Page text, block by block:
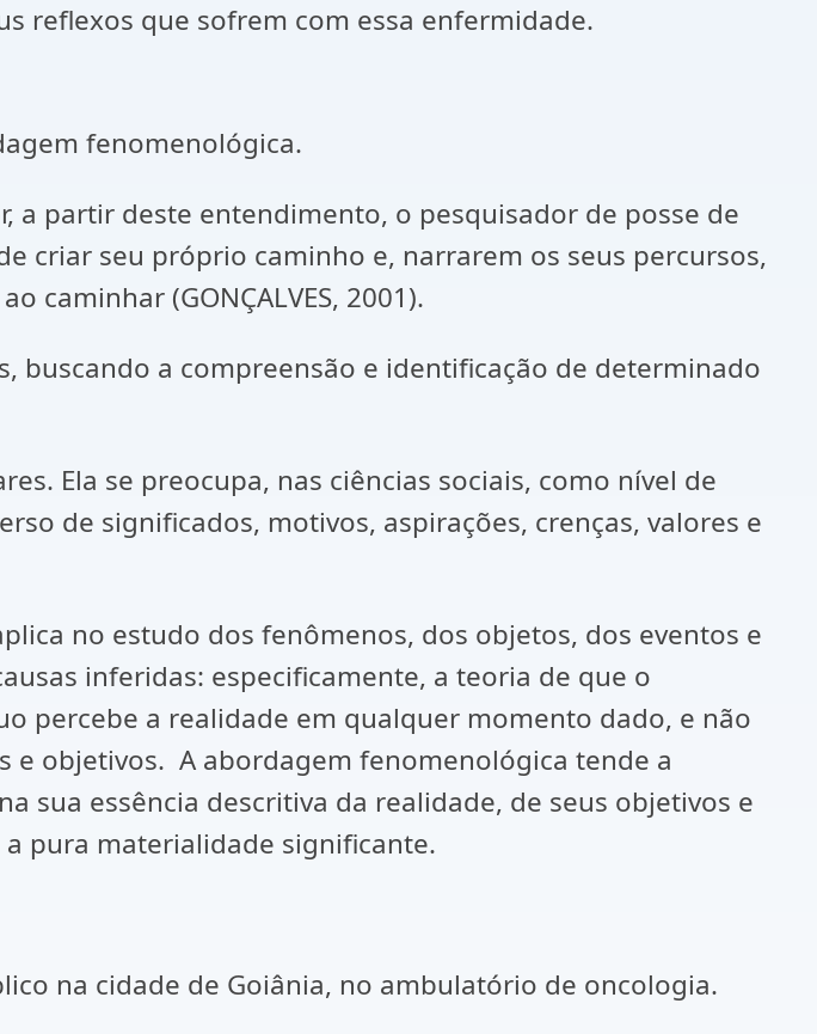
reflexos que sofrem com essa enfermidade.
fenomenológica.
partir deste entendimento, o pesquisador de posse de
criar seu próprio caminho e, narrarem os seus percursos,
caminhar (GONÇALVES, 2001).
buscando a compreensão e identificação de determinado
Ela se preocupa, nas ciências sociais, como nível de
de significados, motivos, aspirações, crenças, valores e
no estudo dos fenômenos, dos objetos, dos eventos e
inferidas: especificamente, a teoria de que o
percebe a realidade em qualquer momento dado, e não
e objetivos. A abordagem fenomenológica tende a
sua essência descritiva da realidade, de seus objetivos e
pura materialidade significante.
na cidade de Goiânia, no ambulatório de oncologia.